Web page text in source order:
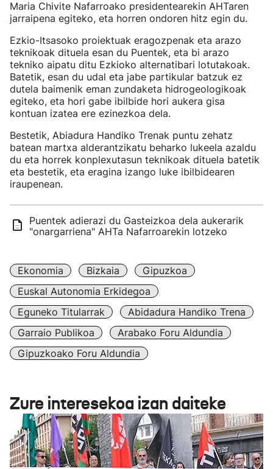
Maria Chivite Nafarroako presidentearekin AHTaren
jarraipena egiteko, eta horren ondoren hitz egin du.
Ezkio-Itsasoko proiektuak eragozpenak eta arazo
teknikoak dituela esan du Puentek, eta bi arazo
tekniko aipatu ditu Ezkioko alternatibari lotutakoak.
Batetik, esan du udal eta jabe partikular batzuk ez
dutela baimenik eman zundaketa hidrogeologikoak
egiteko, eta hori gabe ibilbide hori aukera gisa
kontuan izatea ere ezinezkoa dela.
Bestetik, Abiadura Handiko Trenak puntu zehatz
batean martxa alderantzikatu beharko lukeela azaldu
du eta horrek konplexutasun teknikoak dituela batetik
eta bestetik, eta eragina izango luke ibilbidearen
iraupenean.
Puentek adierazi du Gasteizkoa dela aukerarik
"onargarriena" AHTa Nafarroarekin lotzeko
Ekonomia Bizkaia
Gipuzkoa
Euskal Autonomia Erkidegoa
Eguneko Titularrak
Abidadura Handiko Trena
Garraio Publikoa
Arabako Foru Aldundia
Gipuzkoako Foru Aldundia
Zure interesekoa izan daiteke